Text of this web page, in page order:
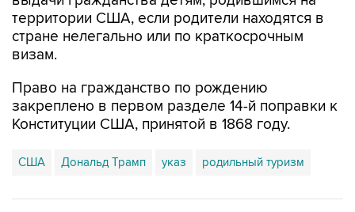
территории США, если родители находятся в
стране нелегально или по краткосрочным
визам.
Право на гражданство по рождению
закреплено в первом разделе 14-й поправки к
Конституции США, принятой в 1868 году.
США Дональд Трамп указ родильный туризм